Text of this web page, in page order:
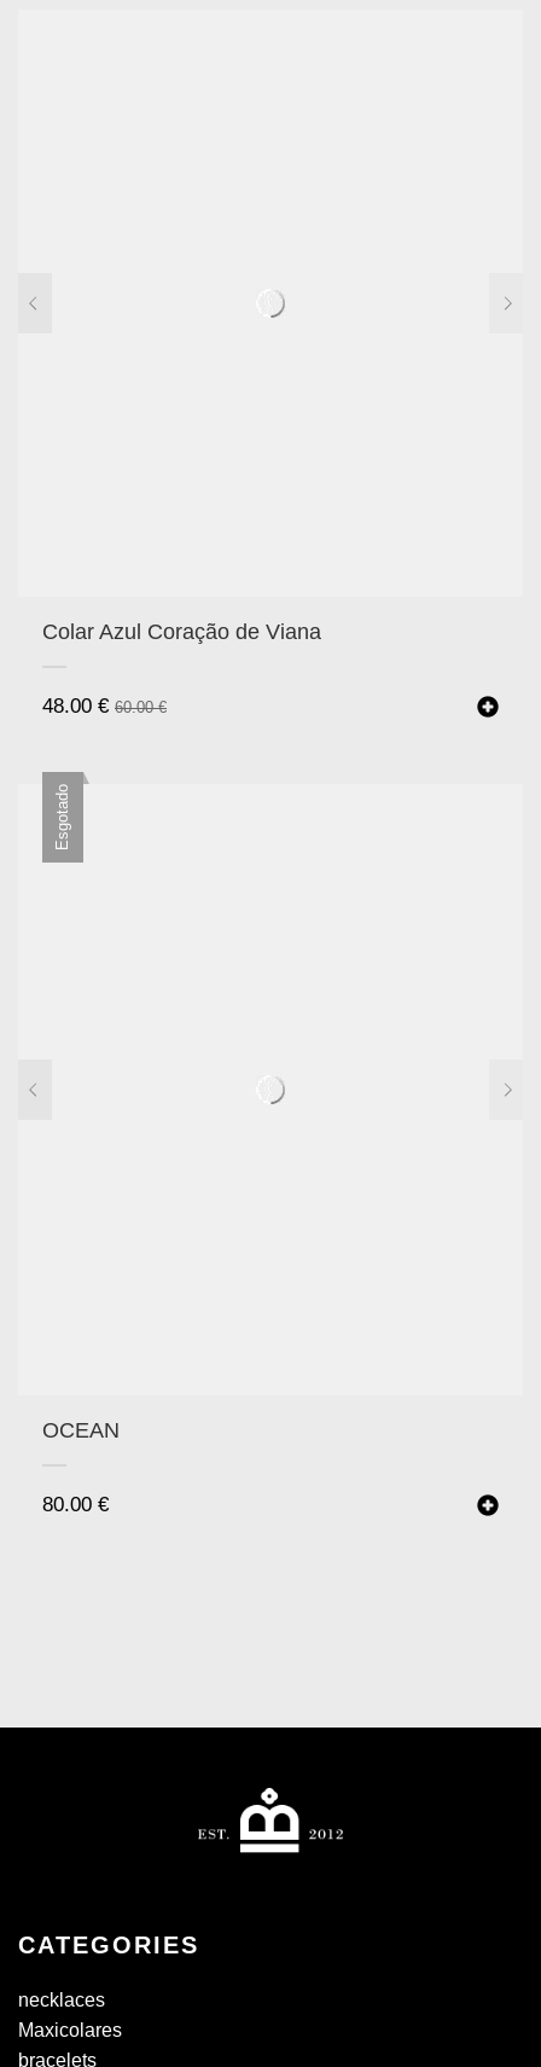
Colar Azul Coração de Viana
60.00€
48.00 €
Esgotado
OCEAN
80.00 €
CATEGORIES
necklaces
Maxicolares
bracelets